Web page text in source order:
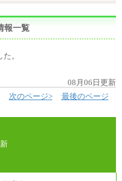
報一覧
。
08月06日更新
次のページ>
最後のページ
新